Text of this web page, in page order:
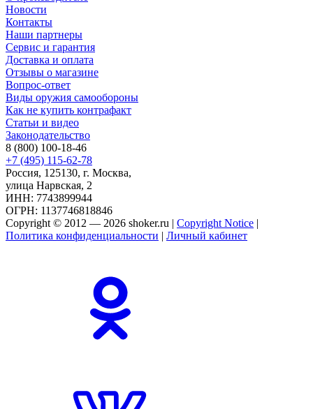
Новости
Контакты
Наши партнеры
Сервис и гарантия
Доставка и оплата
Отзывы о магазине
Вопрос-ответ
Виды оружия самообороны
Как не купить контрафакт
Статьи и видео
Законодательство
8 (800) 100-18-46
+7 (495) 115-62-78
Россия, 125130, г. Москва,
улица Нарвская, 2
ИНН: 7743899944
ОГРН: 1137746818846
Copyright © 2012 — 2026 shoker.ru | Copyright Notice |
Политика конфиденциальности | Личный кабинет